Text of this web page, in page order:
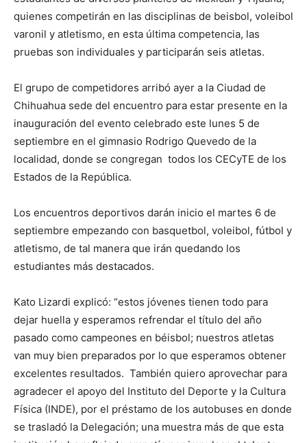
quienes competirán en las disciplinas de beisbol, voleibol
varonil y atletismo, en esta última competencia, las
pruebas son individuales y participarán seis atletas.
El grupo de competidores arribó ayer a la Ciudad de
Chihuahua sede del encuentro para estar presente en la
inauguración del evento celebrado este lunes 5 de
septiembre en el gimnasio Rodrigo Quevedo de la
localidad, donde se congregan todos los CECyTE de los
Estados de la República.
Los encuentros deportivos darán inicio el martes 6 de
septiembre empezando con basquetbol, voleibol, fútbol y
atletismo, de tal manera que irán quedando los
estudiantes más destacados.
Kato Lizardi explicó: “estos jóvenes tienen todo para
dejar huella y esperamos refrendar el título del año
pasado como campeones en béisbol; nuestros atletas
van muy bien preparados por lo que esperamos obtener
excelentes resultados. También quiero aprovechar para
agradecer el apoyo del Instituto del Deporte y la Cultura
Física (INDE), por el préstamo de los autobuses en donde
se trasladó la Delegación; una muestra más de que esta